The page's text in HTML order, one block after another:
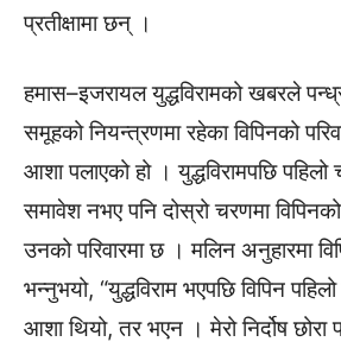
प्रतीक्षामा छन् ।
हमास–इजरायल युद्धविरामको खबरले
समूहको नियन्त्रणमा रहेका विपिनको
आशा पलाएको हो । युद्धविरामपछि पहिलो
समावेश नभए पनि दोस्रो चरणमा
उनको परिवारमा छ । मलिन अनुहारमा
भन्नुभयो, “युद्धविराम भएपछि विपिन
आशा थियो, तर भएन । मेरो निर्दोष छोरा